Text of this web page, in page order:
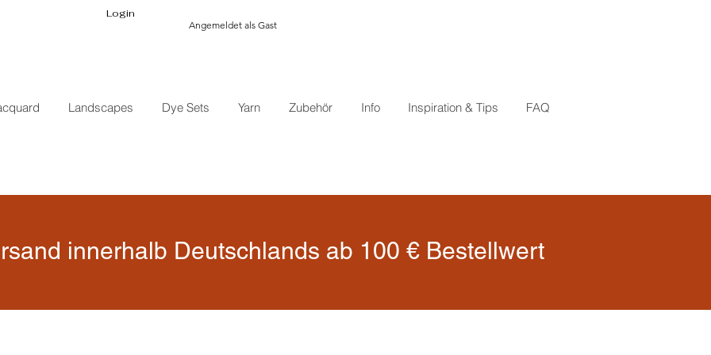
Landscapes Dye Sets Yarn Zubehör Info Inspiration & Tips FAQ
Login
Angemeldet als Gast
innerhalb Deutschlands ab 100 € Bestellwert